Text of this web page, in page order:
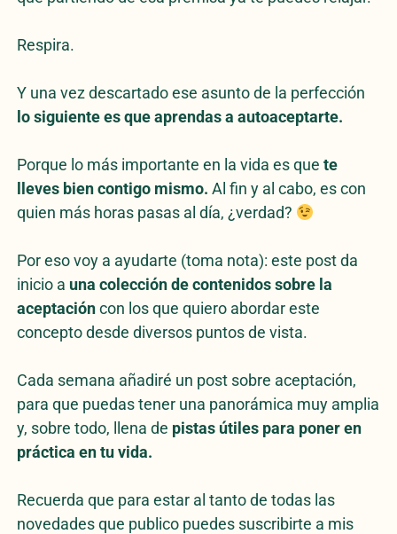
Respira.
Y una vez descartado ese asunto de la perfección
lo siguiente es que aprendas a autoaceptarte.
Porque lo más importante en la vida es que te
lleves bien contigo mismo. Al fin y al cabo, es con
quien más horas pasas al día, ¿verdad?
Por eso voy a ayudarte (toma nota): este post da
inicio a una colección de contenidos sobre la
aceptacióncon los que quiero abordar este
concepto desde diversos puntos de vista.
Cada semana añadiré un post sobre aceptación,
para que puedas tener una panorámica muy amplia
y, sobre todo, llena de pistas útiles para poner en
práctica en tu vida.
Recuerda que para estar al tanto de todas las
novedades que publico puedes suscribirte a mis